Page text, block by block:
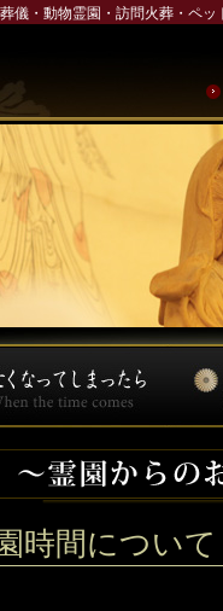
儀・動物霊園・訪問火葬・ペ
時間について